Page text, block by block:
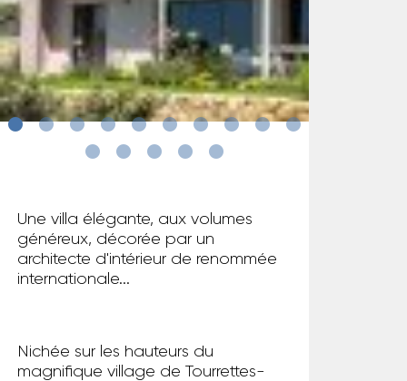
Une villa élégante, aux volumes
généreux, décorée par un
architecte d'intérieur de renommée
internationale...
Nichée sur les hauteurs du
magnifique village de Tourrettes-